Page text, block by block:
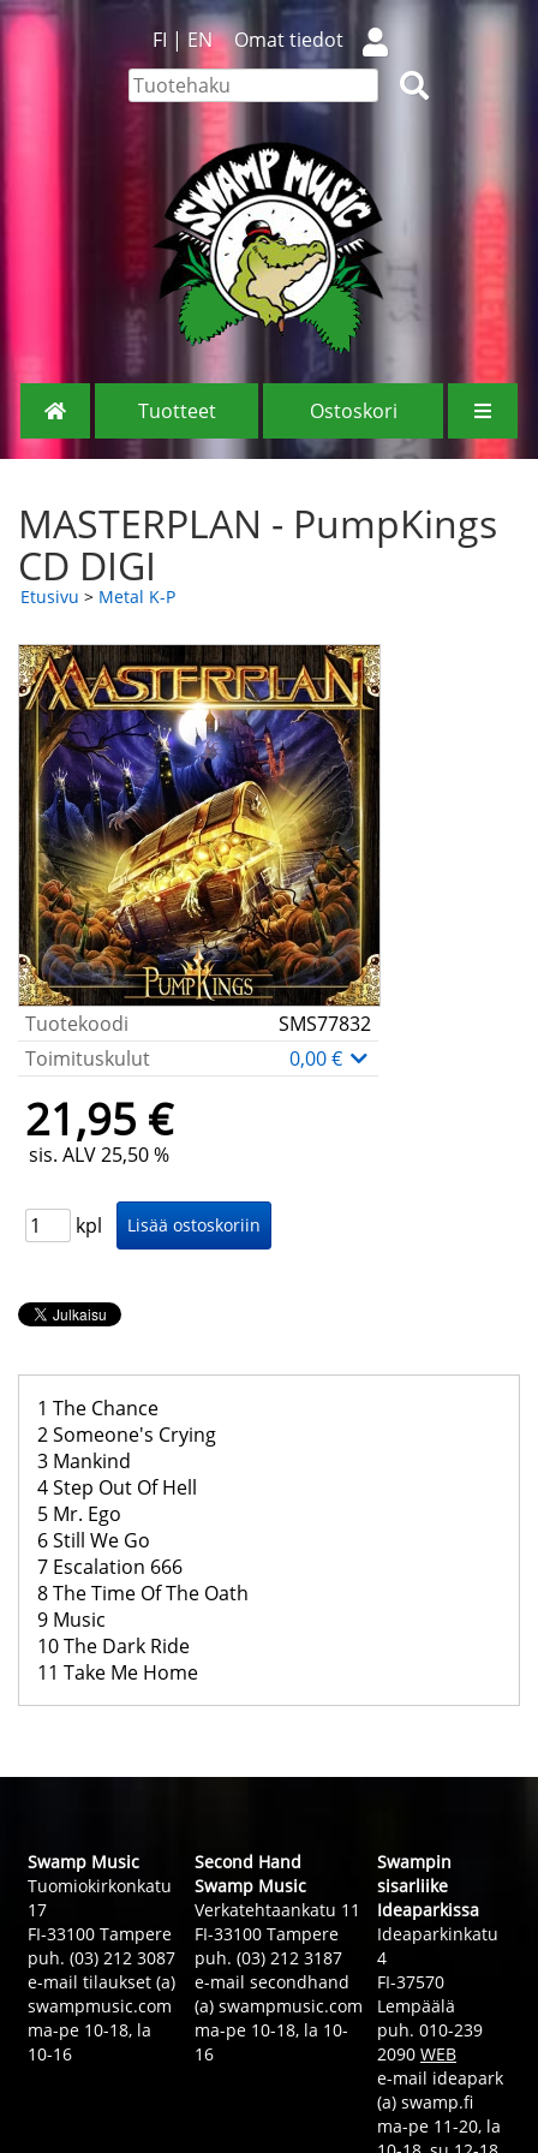
FI | EN Omat tiedot
Tuotteet Ostoskori
MASTERPLAN - PumpKings
CD DIGI
Etusivu > Metal K-P
Tuotekoodi
SMS77832
Toimituskulut
0,00 €
21,95 €
sis. ALV 25,50 %
kpl
1 The Chance
2 Someone's Crying
3 Mankind
4 Step Out Of Hell
5 Mr. Ego
6 Still We Go
7 Escalation 666
8 The Time Of The Oath
9 Music
10 The Dark Ride
11 Take Me Home
Swamp Music
Tuomiokirkonkatu
17
FI-33100 Tampere
puh. (03) 212 3087
e-mail tilaukset (a)
swampmusic.com
ma-pe 10-18, la
10-16
Second Hand
Swamp Music
Verkatehtaankatu 11
FI-33100 Tampere
puh. (03) 212 3187
e-mail secondhand
(a) swampmusic.com
ma-pe 10-18, la 10-
16
Swampin
sisarliike
Ideaparkissa
Ideaparkinkatu
4
FI-37570
Lempäälä
puh. 010-239
2090 WEB
e-mail ideapark
(a) swamp.fi
ma-pe 11-20, la